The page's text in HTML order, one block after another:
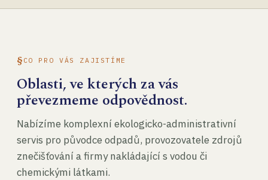
CO PRO VÁS ZAJISTÍME
Oblasti, ve kterých za vás
převezmeme odpovědnost.
Nabízíme komplexní ekologicko-administrativní
servis pro původce odpadů, provozovatele zdrojů
znečišťování a firmy nakládající s vodou či
chemickými látkami.